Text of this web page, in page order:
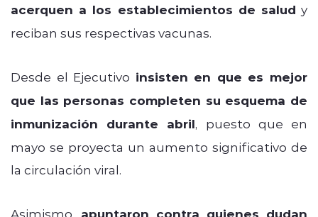
acerquen a los establecimientos de salud y
reciban sus respectivas vacunas.
Desde el Ejecutivo insisten en que es mejor
que las personas completen su esquema de
inmunización durante abril, puesto que en
mayo se proyecta un aumento significativo de
la circulación viral.
Asimismo, apuntaron contra quienes dudan